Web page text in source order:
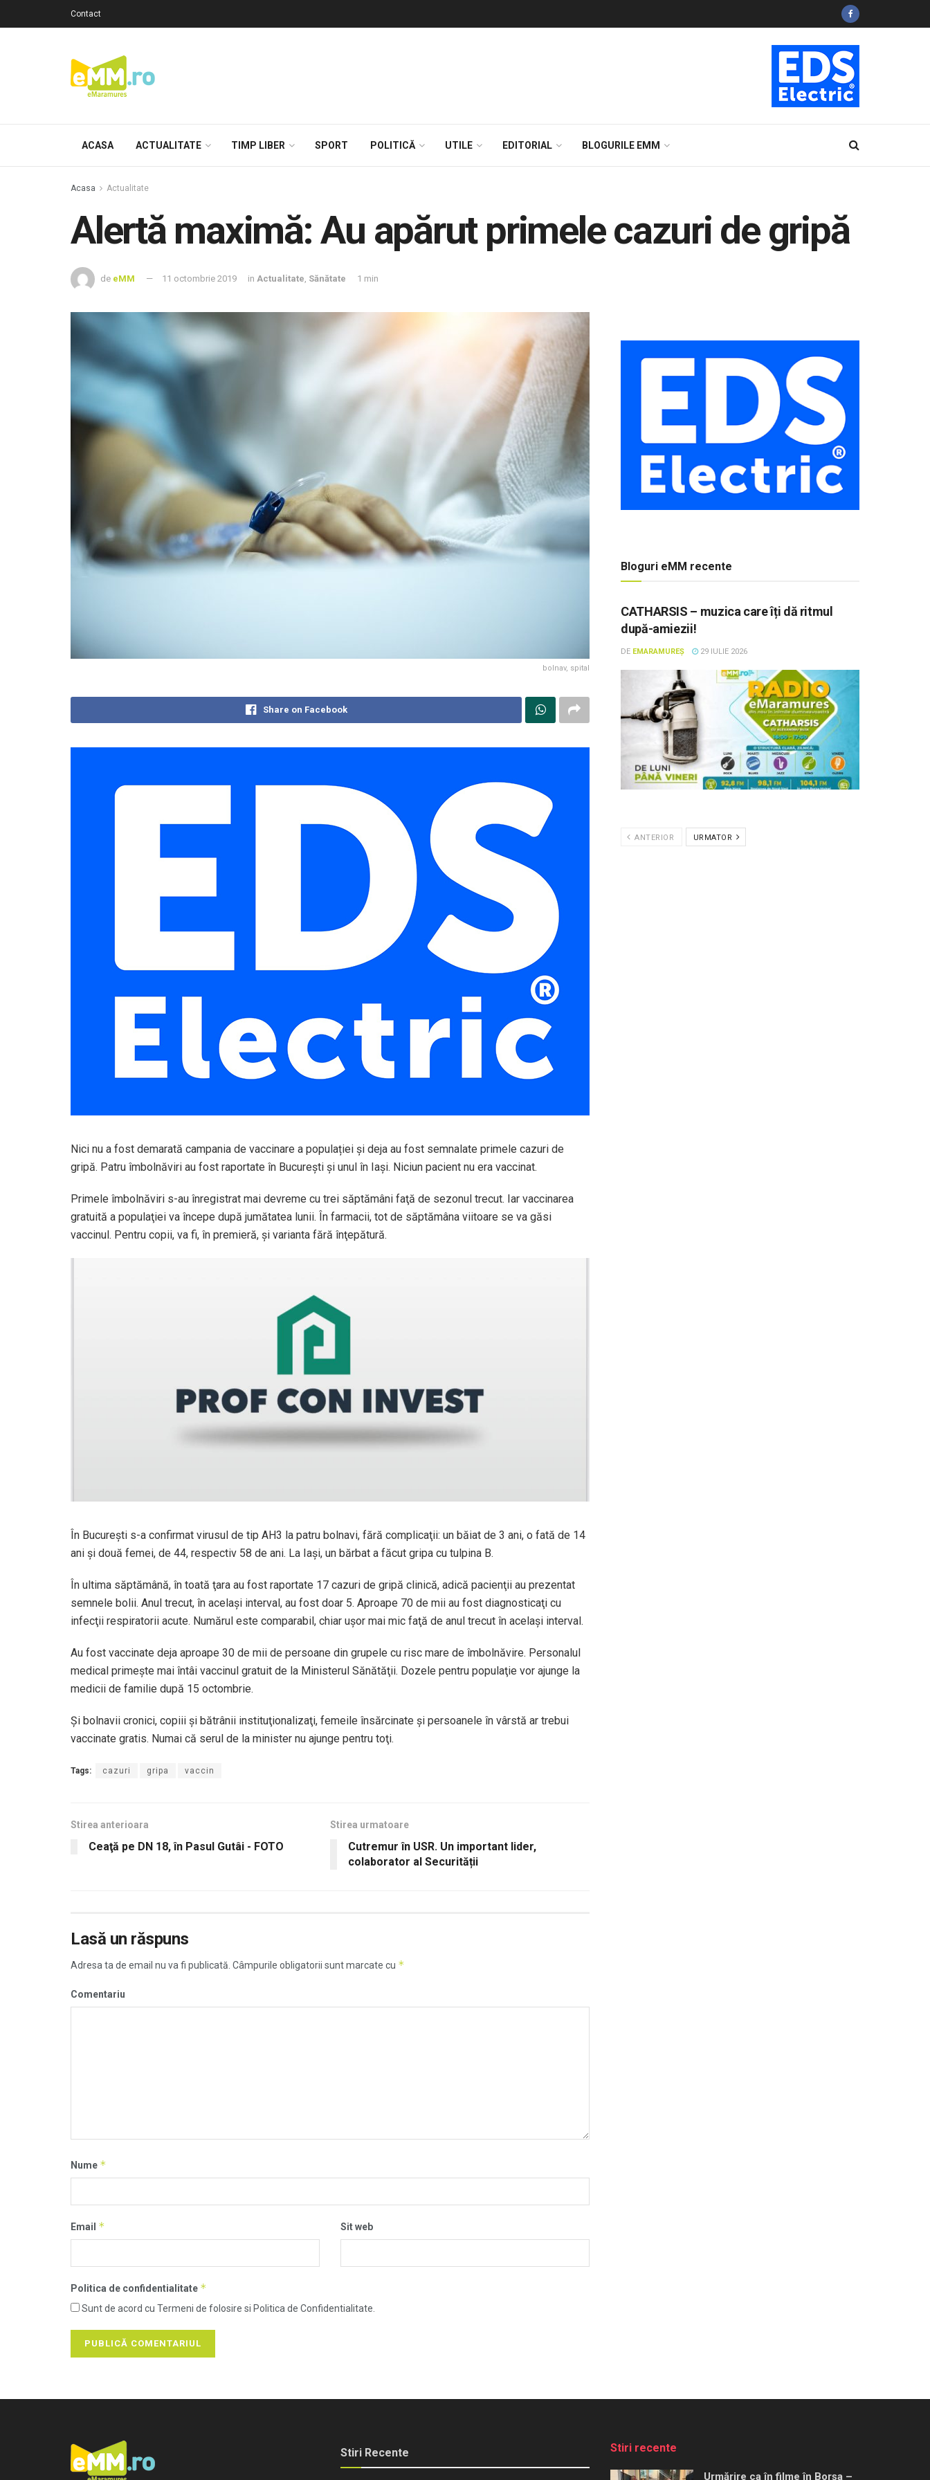
Contact
ACASA ACTUALITATE TIMP LIBER SPORT POLITICĂ UTILE EDITORIAL BLOGURILE EMM
Acasa Actualitate
Alertă maximă: Au apărut primele cazuri de gripă
de eMM 11 octombrie 2019 in Actualitate, Sănătate 1 min
bolnav, spital
Share on Facebook
Nici nu a fost demarată campania de vaccinare a populației și deja au fost semnalate primele cazuri de
gripă. Patru îmbolnăviri au fost raportate în Bucureşti şi unul în Iaşi. Niciun pacient nu era vaccinat.
Primele îmbolnăviri s-au înregistrat mai devreme cu trei săptămâni faţă de sezonul trecut. Iar vaccinarea
gratuită a populaţiei va începe după jumătatea lunii. În farmacii, tot de săptămâna viitoare se va găsi
vaccinul. Pentru copii, va fi, în premieră, şi varianta fără înţepătură.
În Bucureşti s-a confirmat virusul de tip AH3 la patru bolnavi, fără complicaţii: un băiat de 3 ani, o fată de 14
ani şi două femei, de 44, respectiv 58 de ani. La Iaşi, un bărbat a făcut gripa cu tulpina B.
În ultima săptămână, în toată ţara au fost raportate 17 cazuri de gripă clinică, adică pacienţii au prezentat
semnele bolii. Anul trecut, în acelaşi interval, au fost doar 5. Aproape 70 de mii au fost diagnosticaţi cu
infecţii respiratorii acute. Numărul este comparabil, chiar uşor mai mic faţă de anul trecut în acelaşi interval.
Au fost vaccinate deja aproape 30 de mii de persoane din grupele cu risc mare de îmbolnăvire. Personalul
medical primeşte mai întâi vaccinul gratuit de la Ministerul Sănătăţii. Dozele pentru populaţie vor ajunge la
medicii de familie după 15 octombrie.
Şi bolnavii cronici, copiii şi bătrânii instituţionalizaţi, femeile însărcinate şi persoanele în vârstă ar trebui
vaccinate gratis. Numai că serul de la minister nu ajunge pentru toţi.
Tags: cazuri gripa vaccin
Stirea anterioara
Ceaţă pe DN 18, în Pasul Gutâi - FOTO
Stirea urmatoare
Cutremur în USR. Un important lider,
colaborator al Securității
Lasă un răspuns
Adresa ta de email nu va fi publicată. Câmpurile obligatorii sunt marcate cu *
Comentariu
Nume *
Email * Sit web
Politica de confidentialitate *
Sunt de acord cu Termeni de folosire si Politica de Confidentialitate.
Bloguri eMM recente
CATHARSIS – muzica care îți dă ritmul
după-amiezii!
DE EMARAMUREȘ 29 IULIE 2026
ANTERIOR URMATOR
Stiri Recente Stiri recente
Urmărire ca în filme în Borșa –